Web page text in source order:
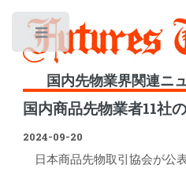
国内先物業界関連ニ
国内商品先物業者11社
2024-09-20
日本商品先物取引協会が公
Toggle